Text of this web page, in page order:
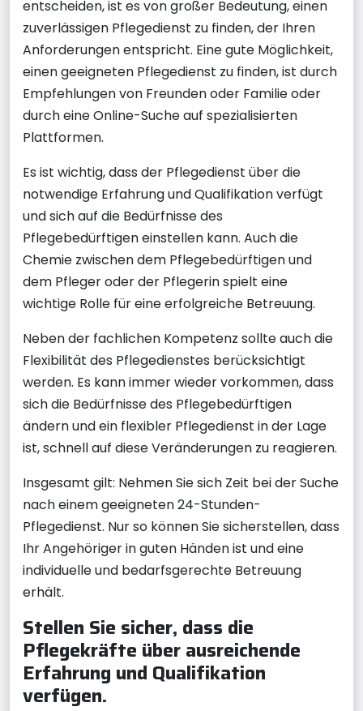
entscheiden, ist es von großer Bedeutung, einen
zuverlässigen Pflegedienst zu finden, der Ihren
Anforderungen entspricht. Eine gute Möglichkeit,
einen geeigneten Pflegedienst zu finden, ist durch
Empfehlungen von Freunden oder Familie oder
durch eine Online-Suche auf spezialisierten
Plattformen.
Es ist wichtig, dass der Pflegedienst über die
notwendige Erfahrung und Qualifikation verfügt
und sich auf die Bedürfnisse des
Pflegebedürftigen einstellen kann. Auch die
Chemie zwischen dem Pflegebedürftigen und
dem Pfleger oder der Pflegerin spielt eine
wichtige Rolle für eine erfolgreiche Betreuung.
Neben der fachlichen Kompetenz sollte auch die
Flexibilität des Pflegedienstes berücksichtigt
werden. Es kann immer wieder vorkommen, dass
sich die Bedürfnisse des Pflegebedürftigen
ändern und ein flexibler Pflegedienst in der Lage
ist, schnell auf diese Veränderungen zu reagieren.
Insgesamt gilt: Nehmen Sie sich Zeit bei der Suche
nach einem geeigneten 24-Stunden-
Pflegedienst. Nur so können Sie sicherstellen, dass
Ihr Angehöriger in guten Händen ist und eine
individuelle und bedarfsgerechte Betreuung
erhält.
Stellen Sie sicher, dass die
Pflegekräfte über ausreichende
Erfahrung und Qualifikation
verfügen.